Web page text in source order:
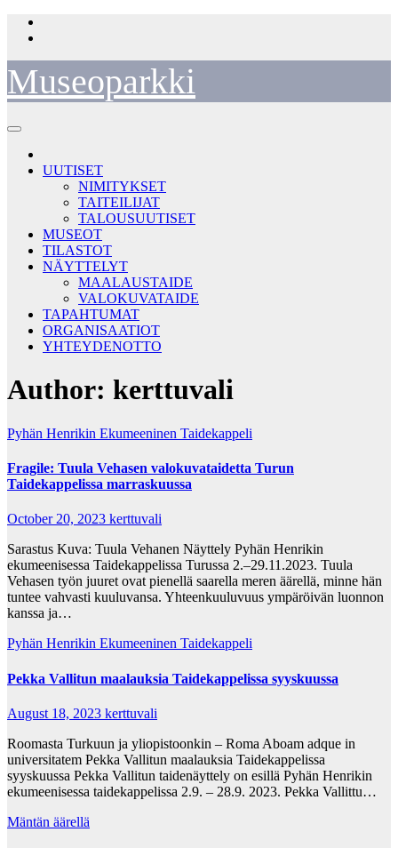
Skip
Museoparkki
UUTISET
NIMITYKSET
TAITEILIJAT
TALOUSUUTISET
MUSEOT
TILASTOT
NÄYTTELYT
MAALAUSTAIDE
VALOKUVATAIDE
TAPAHTUMAT
ORGANISAATIOT
YHTEYDENOTTO
Author: kerttuvali
Pyhän Henrikin Ekumeeninen Taidekappeli
Fragile: Tuula Vehasen valokuvataidetta Turun
Taidekappelissa marraskuussa
October 20, 2023 kerttuvali
Sarastus Kuva: Tuula Vehanen Näyttely Pyhän Henrikin
ekumeenisessa Taidekappelissa Turussa 2.–29.11.2023. Tuula
Vehasen työn juuret ovat pienellä saarella meren äärellä, minne hän
tuntee vahvasti kuuluvansa. Yhteenkuuluvuus ympäröivän luonnon
kanssa ja…
Pyhän Henrikin Ekumeeninen Taidekappeli
Pekka Vallitun maalauksia Taidekappelissa syyskuussa
August 18, 2023 kerttuvali
Roomasta Turkuun ja yliopistoonkin – Roma Aboam adque in
universitatem Pekka Vallitun maalauksia Taidekappelissa
syyskuussa Pekka Vallitun taidenäyttely on esillä Pyhän Henrikin
ekumeenisessa taidekappelissa 2.9. – 28.9. 2023. Pekka Vallittu…
Mäntän äärellä